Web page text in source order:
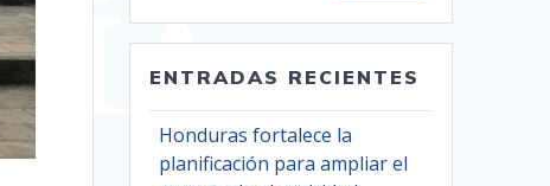
ENTRADAS RECIENTES
Honduras fortalece la
planificación para ampliar el